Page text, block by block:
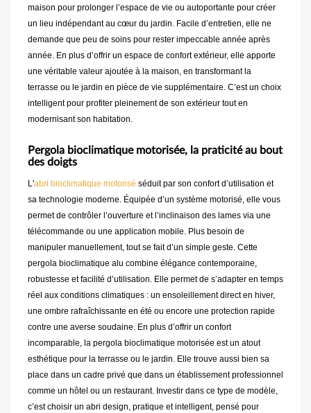
maison pour prolonger l’espace de vie ou autoportante pour créer
un lieu indépendant au cœur du jardin. Facile d’entretien, elle ne
demande que peu de soins pour rester impeccable année après
année. En plus d’offrir un espace de confort extérieur, elle apporte
une véritable valeur ajoutée à la maison, en transformant la
terrasse ou le jardin en pièce de vie supplémentaire. C’est un choix
intelligent pour profiter pleinement de son extérieur tout en
modernisant son habitation.
Pergola bioclimatique motorisée, la praticité au bout
des doigts
L'abri bioclimatique motorisé séduit par son confort d’utilisation et
sa technologie moderne. Équipée d’un système motorisé, elle vous
permet de contrôler l’ouverture et l’inclinaison des lames via une
télécommande ou une application mobile. Plus besoin de
manipuler manuellement, tout se fait d’un simple geste. Cette
pergola bioclimatique alu combine élégance contemporaine,
robustesse et facilité d’utilisation. Elle permet de s’adapter en temps
réel aux conditions climatiques : un ensoleillement direct en hiver,
une ombre rafraîchissante en été ou encore une protection rapide
contre une averse soudaine. En plus d’offrir un confort
incomparable, la pergola bioclimatique motorisée est un atout
esthétique pour la terrasse ou le jardin. Elle trouve aussi bien sa
place dans un cadre privé que dans un établissement professionnel
comme un hôtel ou un restaurant. Investir dans ce type de modèle,
c’est choisir un abri design, pratique et intelligent, pensé pour